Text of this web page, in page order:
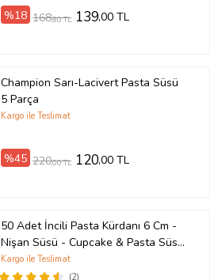
%18 168,80 TL 139,00 TL
Champion Sarı-Lacivert Pasta Süsü
5 Parça
Kargo ile Teslimat
%45 220,00 TL 120,00 TL
50 Adet İncili Pasta Kürdanı 6 Cm -
Nişan Süsü - Cupcake & Pasta Süsü
-
(2)
Kargo ile Teslimat